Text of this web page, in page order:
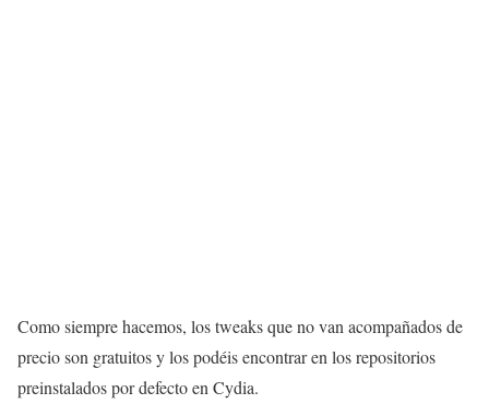
Como siempre hacemos, los tweaks que no van acompañados de
precio son gratuitos y los podéis encontrar en los repositorios
preinstalados por defecto en Cydia.